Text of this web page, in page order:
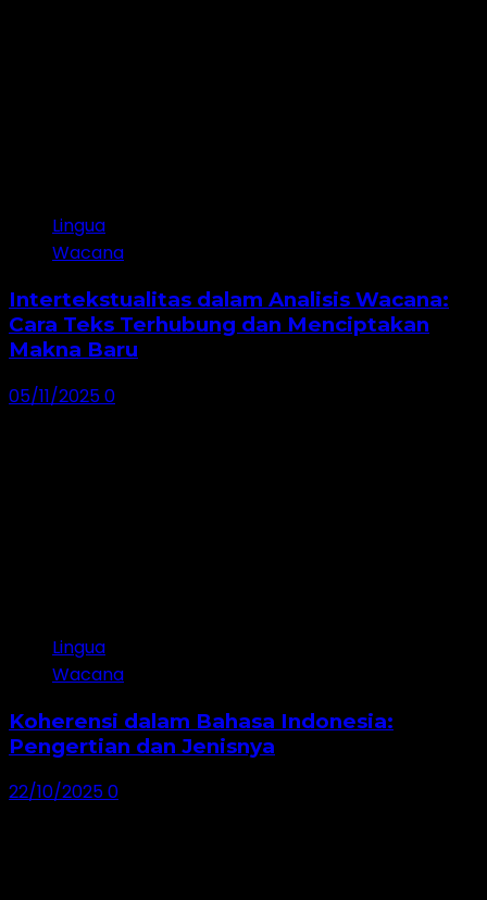
Lingua
Wacana
Intertekstualitas dalam Analisis Wacana:
Cara Teks Terhubung dan Menciptakan
Makna Baru
05/11/20250
Lingua
Wacana
Koherensi dalam Bahasa Indonesia:
Pengertian dan Jenisnya
22/10/20250